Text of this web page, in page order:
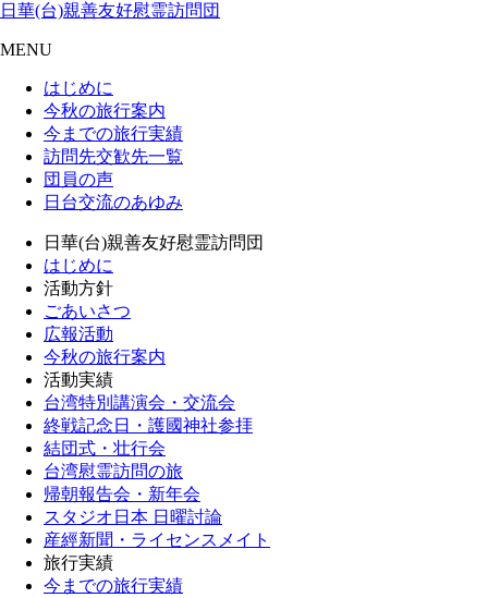
日華(台)親善友好慰霊訪問団
MENU
はじめに
今秋の旅行案内
今までの旅行実績
訪問先交歓先一覧
団員の声
日台交流のあゆみ
日華(台)親善友好慰霊訪問団
はじめに
活動方針
ごあいさつ
広報活動
今秋の旅行案内
活動実績
台湾特別講演会・交流会
終戦記念日・護國神社参拝
結団式・壮行会
台湾慰霊訪問の旅
帰朝報告会・新年会
スタジオ日本 日曜討論
産經新聞・ライセンスメイト
旅行実績
今までの旅行実績